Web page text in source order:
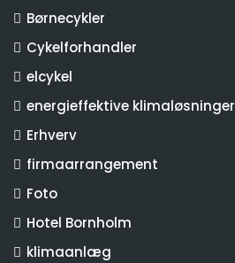
Børnecykler
Cykelforhandler
elcykel
energieffektive klimaløsninger
Erhverv
firmaarrangement
Foto
Hotel Bornholm
klimaanlæg